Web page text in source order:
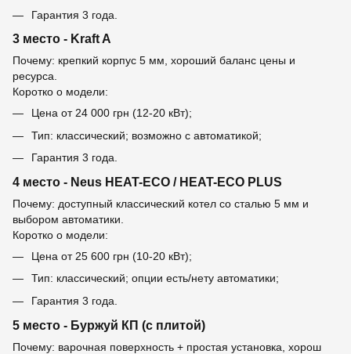
Гарантия 3 года.
3 место - Kraft A
Почему: крепкий корпус 5 мм, хороший баланс цены и
ресурса.
Коротко о модели:
Цена от 24 000 грн (12-20 кВт);
Тип: классический; возможно с автоматикой;
Гарантия 3 года.
4 место - Neus HEAT-ECO / HEAT-ECO PLUS
Почему: доступный классический котел со сталью 5 мм и
выбором автоматики.
Коротко о модели:
Цена от 25 600 грн (10-20 кВт);
Тип: классический; опции есть/нету автоматики;
Гарантия 3 года.
5 место - Буржуй КП (с плитой)
Почему: варочная поверхность + простая установка, хорош